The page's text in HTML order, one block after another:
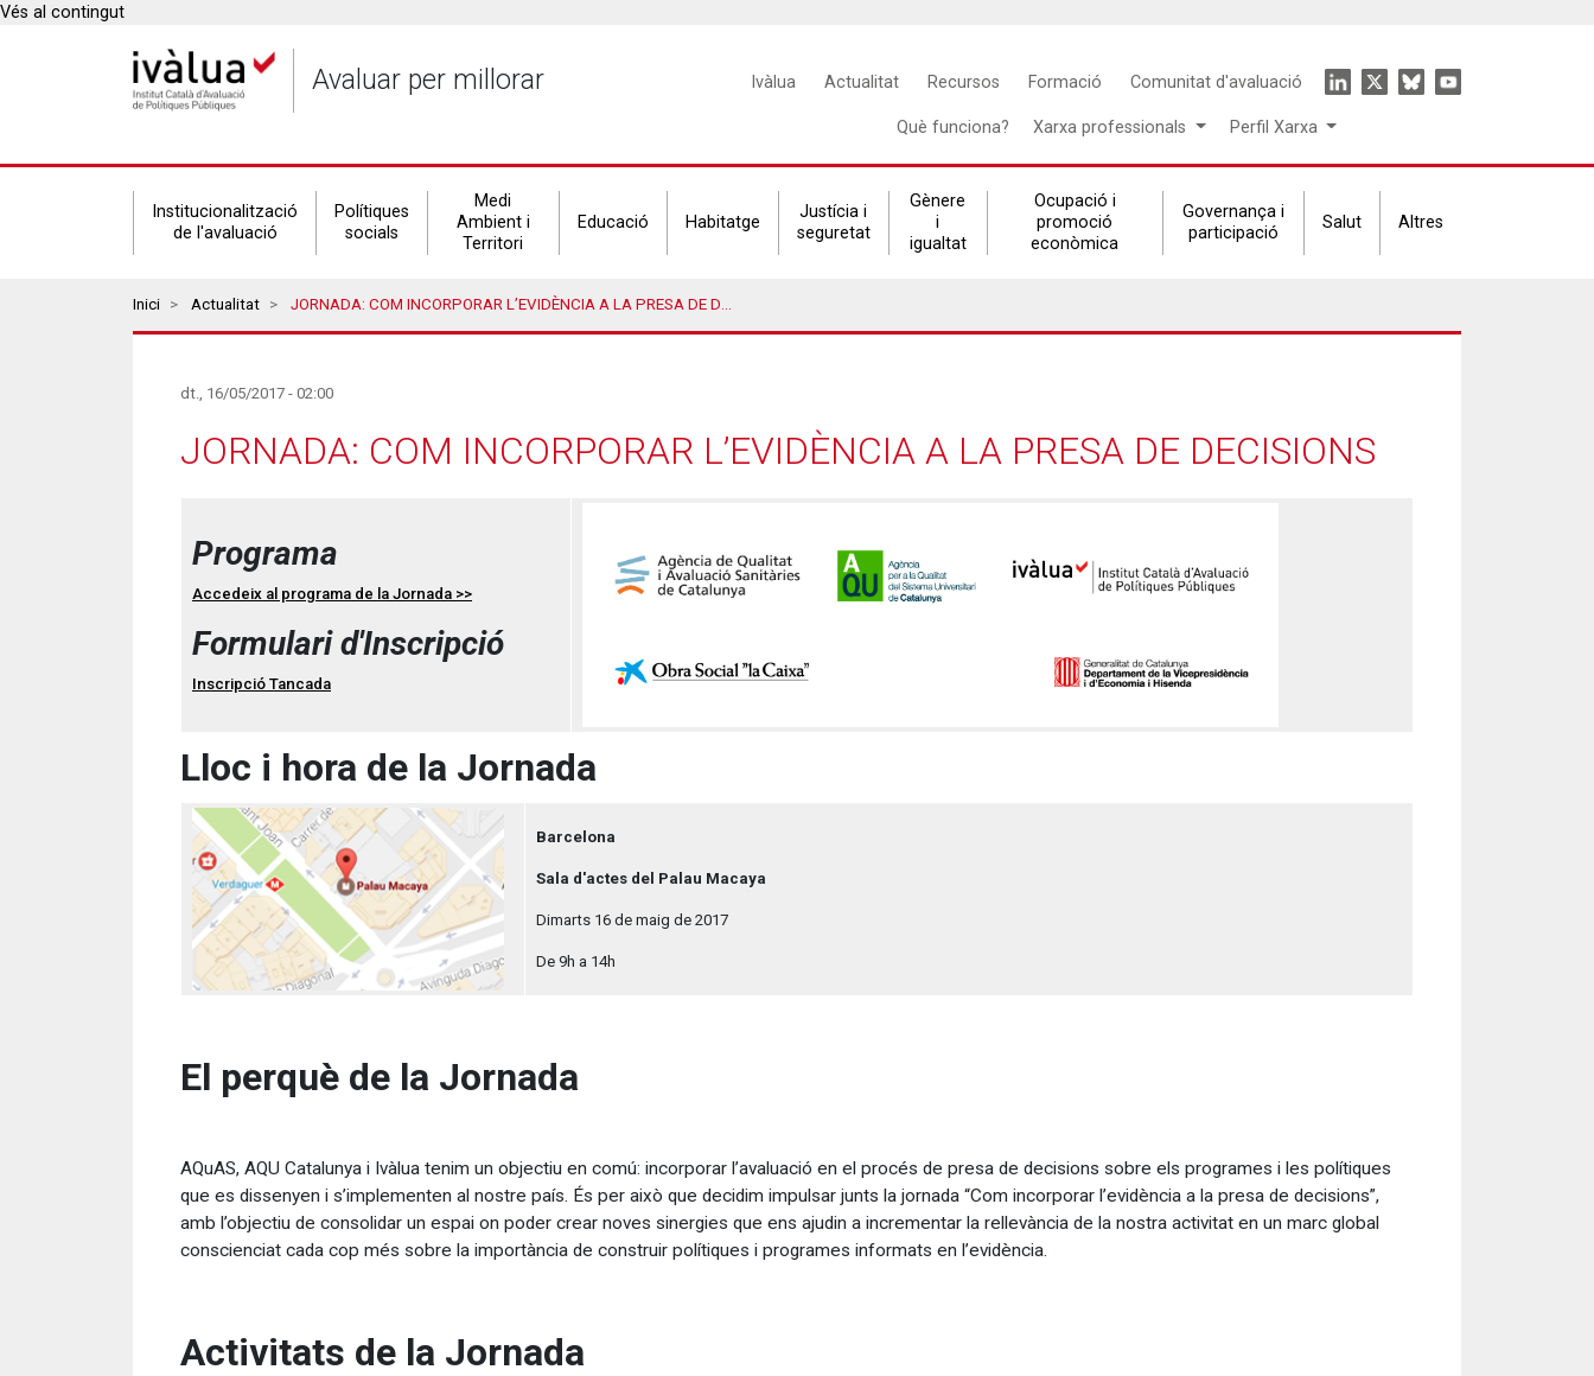
Vés al contingut
Avaluar per millorar
Main
navigation
Ivàlua Actualitat Recursos Formació Comunitat d'avaluació
Icon
menu
Què funciona? Xarxa professionals Perfil Xarxa
Secondary
navigation
Institucionalització
de l'avaluació
Polítiques
socials
Medi
Ambient i
Territori
Educació Habitatge
Justícia i
seguretat
Gènere
i
igualtat
Ocupació i
promoció
econòmica
Governança i
participació
Salut Altres
Breadcrumbs
Inici Actualitat JORNADA: COM INCORPORAR L’EVIDÈNCIA A LA PRESA DE DECISIONS
dt., 16/05/2017 - 02:00
JORNADA: COM INCORPORAR L’EVIDÈNCIA A LA PRESA DE DECISIONS
Programa
Accedeix al programa de la Jornada >>
Formulari d'Inscripció
Inscripció Tancada
Lloc i hora de la Jornada
Barcelona
Sala d'actes del Palau Macaya
Dimarts 16 de maig de 2017
De 9h a 14h
El perquè de la Jornada
AQuAS, AQU Catalunya i Ivàlua tenim un objectiu en comú: incorporar l’avaluació en el procés de presa de decisions sobre els programes i les polítiques
que es dissenyen i s’implementen al nostre país. És per això que decidim impulsar junts la jornada “Com incorporar l’evidència a la presa de decisions”,
amb l’objectiu de consolidar un espai on poder crear noves sinergies que ens ajudin a incrementar la rellevància de la nostra activitat en un marc global
conscienciat cada cop més sobre la importància de construir polítiques i programes informats en l’evidència.
Activitats de la Jornada